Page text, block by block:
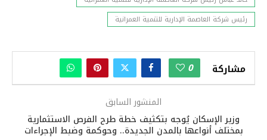
رئيس شركة العاصمة الإدارية للتنمية العمرانية
مشاركة 0
المنشور السابق
وزير الإسكان يُوجه بتكثيف خطة طرح الفرص الاستثمارية
بمختلف أنواعها بالمدن الجديدة.. وحوكمة وضبط الإجراءات